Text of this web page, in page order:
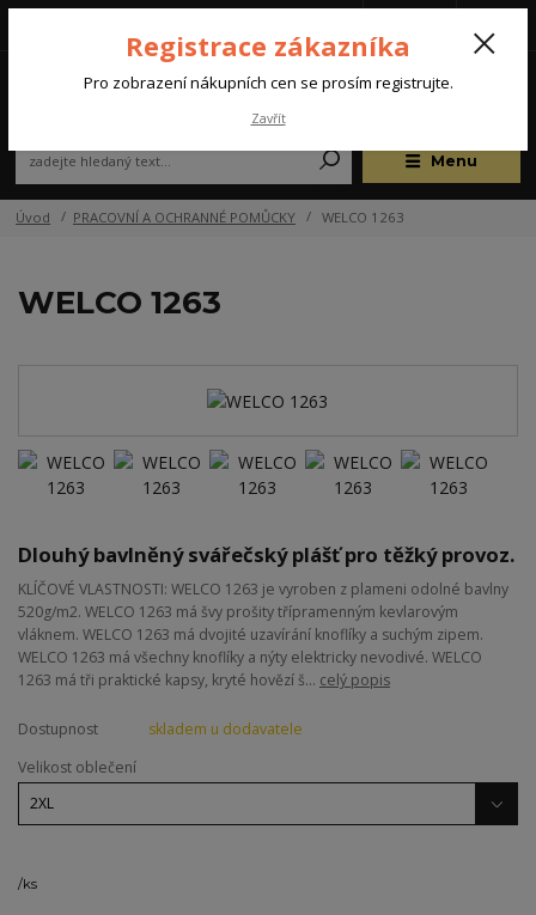
Menu
(Po-Pá, 07:00-15:30 hod.)
Úvod PRACOVNÍ A OCHRANNÉ POMŮCKY WELCO 1263
WELCO 1263
Dlouhý bavlněný svářečský plášť pro těžký provoz.
KLÍČOVÉ VLASTNOSTI: WELCO 1263 je vyroben z plameni odolné bavlny
520g/m2. WELCO 1263 má švy prošity třípramenným kevlarovým
vláknem. WELCO 1263 má dvojité uzavírání knoflíky a suchým zipem.
WELCO 1263 má všechny knoflíky a nýty elektricky nevodivé. WELCO
1263 má tři praktické kapsy, kryté hovězí š... celý popis
Dostupnost
skladem u dodavatele
Velikost oblečení
/ks
Registrace zákazníka
Pro zobrazení nákupních cen se prosím registrujte.
Zavřít